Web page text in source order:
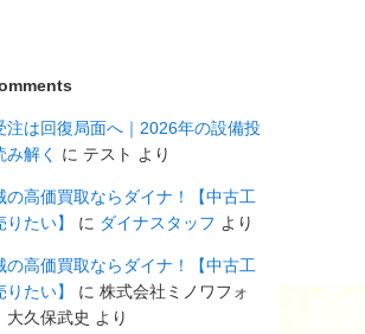
注は回復局面へ｜2026年の設備投
み解く
に テスト より
の高価買取ならダイナ！【中古工
たい】
に ダイナスタッフ より
の高価買取ならダイナ！【中古工
たい】
に 株式会社ミノワフォ
久保武史 より